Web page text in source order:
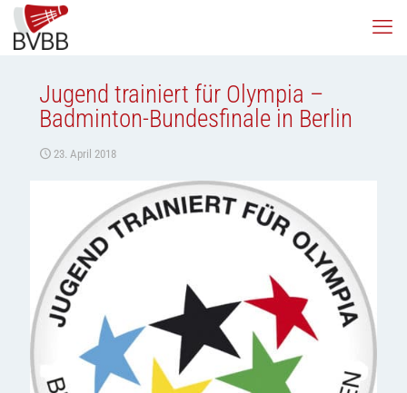
Jugend trainiert für Olympia –
Badminton-Bundesfinale in Berlin
23. April 2018